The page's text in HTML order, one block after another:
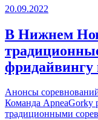
20.09.2022
В Нижнем
Анонсы
Команда ApneaGorky
традиционными